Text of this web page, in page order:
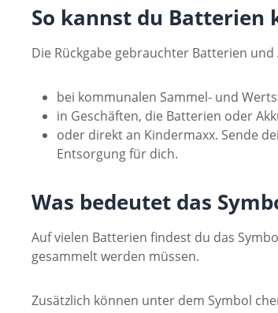
So kannst du Batterien
Die Rückgabe gebrauchter Batterien
bei kommunalen Sammel- und
in Geschäften, die Batterien oder
oder direkt an Kindermaxx. Sende
Entsorgung für dich.
Was bedeutet das
Auf vielen Batterien findest du das
gesammelt werden müssen.
Zusätzlich können unter dem Symbol